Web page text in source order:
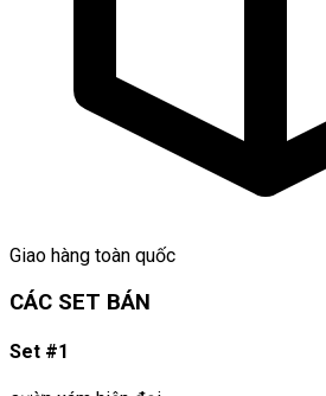
Giao hàng toàn quốc
CÁC SET BÁN
Set #1